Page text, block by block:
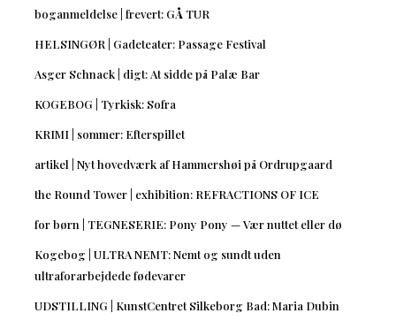
boganmeldelse | frevert: GÅ TUR
HELSINGØR | Gadeteater: Passage Festival
Asger Schnack | digt: At sidde på Palæ Bar
KOGEBOG | Tyrkisk: Sofra
KRIMI | sommer: Efterspillet
artikel | Nyt hovedværk af Hammershøi på Ordrupgaard
the Round Tower | exhibition: REFRACTIONS OF ICE
for børn | TEGNESERIE: Pony Pony — Vær nuttet eller dø
Kogebog | ULTRA NEMT: Nemt og sundt uden
ultraforarbejdede fødevarer
UDSTILLING | KunstCentret Silkeborg Bad: Maria Dubin